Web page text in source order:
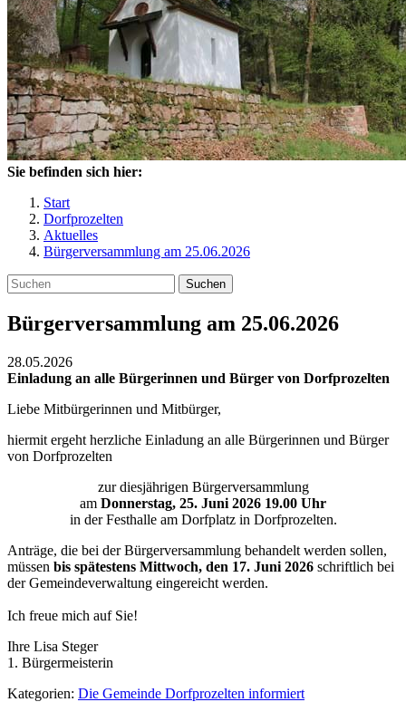
Sie befinden sich hier:
Start
Dorfprozelten
Aktuelles
Bürgerversammlung am 25.06.2026
Suchen
Bürgerversammlung am 25.06.2026
28.05.2026
Einladung an alle Bürgerinnen und Bürger von Dorfprozelten
Liebe Mitbürgerinnen und Mitbürger,
hiermit ergeht herzliche Einladung an alle Bürgerinnen und Bürger
von Dorfprozelten
zur diesjährigen Bürgerversammlung
am Donnerstag, 25. Juni 2026 19.00 Uhr
in der Festhalle am Dorfplatz in Dorfprozelten.
Anträge, die bei der Bürgerversammlung behandelt werden sollen,
müssen bis spätestens Mittwoch, den 17. Juni 2026 schriftlich bei
der Gemeindeverwaltung eingereicht werden.
Ich freue mich auf Sie!
Ihre Lisa Steger
1. Bürgermeisterin
Kategorien: Die Gemeinde Dorfprozelten informiert